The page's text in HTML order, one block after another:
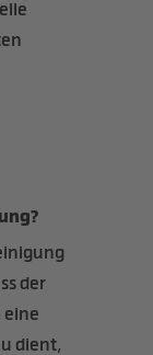
der
eine
dient,